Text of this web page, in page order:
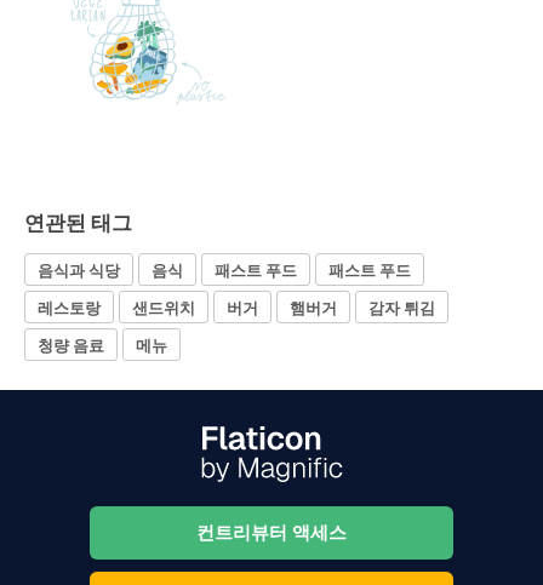
연관된 태그
음식과 식당 음식 패스트 푸드
패스트 푸드
레스토랑
샌드위치 버거 햄버거
감자 튀김
청량 음료
메뉴
컨트리뷰터 액세스